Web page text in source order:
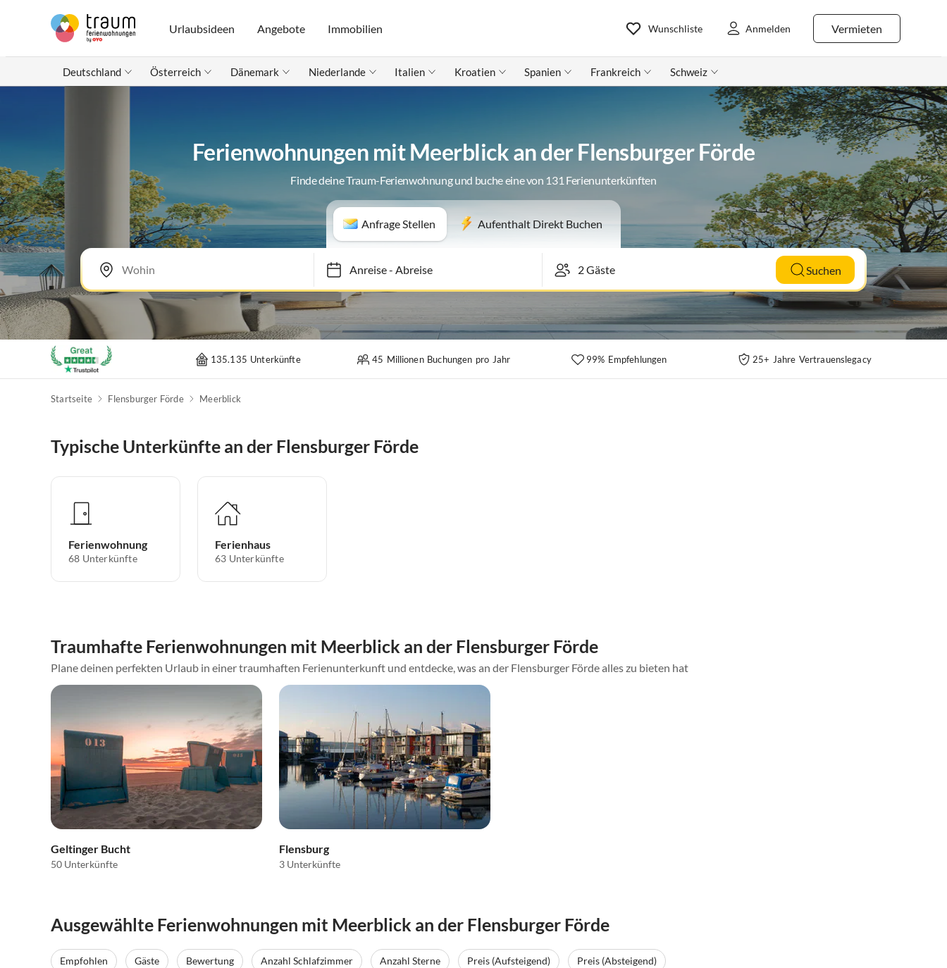
Urlaubsideen Angebote Immobilien Vermieten
Wunschliste Anmelden
Deutschland Österreich Dänemark Niederlande Italien Kroatien Spanien Frankreich Schweiz
Ferienwohnungen mit Meerblick an der Flensburger Förde
Finde deine Traum-Ferienwohnung und buche eine von 131 Ferienunterkünften
Anfrage Stellen Aufenthalt Direkt Buchen
Anreise-Abreise Suchen
135.135 Unterkünfte 45 Millionen Buchungen pro Jahr 99% Empfehlungen 25+ Jahre Vertrauenslegacy
Startseite Flensburger Förde Meerblick
Typische Unterkünfte an der Flensburger Förde
Ferienwohnung
68 Unterkünfte
Ferienhaus
63 Unterkünfte
Traumhafte Ferienwohnungen mit Meerblick an der Flensburger Förde
Plane deinen perfekten Urlaub in einer traumhaften Ferienunterkunft und entdecke, was an der Flensburger Förde alles zu bieten hat
Geltinger Bucht
50 Unterkünfte
Flensburg
3 Unterkünfte
Ausgewählte Ferienwohnungen mit Meerblick an der Flensburger Förde
Empfohlen Gäste Bewertung Anzahl Schlafzimmer Anzahl Sterne Preis (Aufsteigend) Preis (Absteigend)